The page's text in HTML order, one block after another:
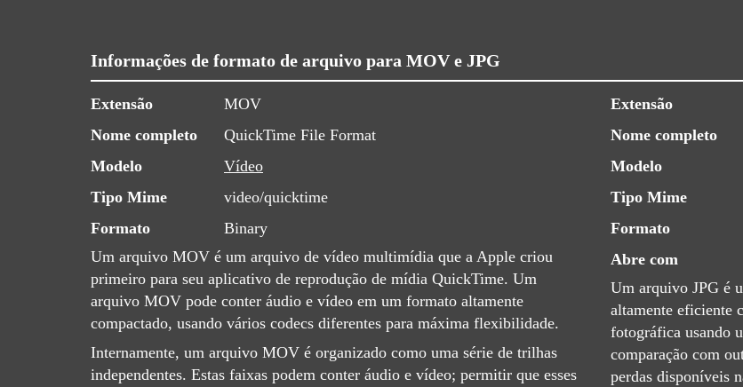
Informações de formato de arquivo para MOV e JPG
Extensão
MOV
Nome completo
QuickTime File Format
Modelo
Vídeo
Tipo Mime
video/quicktime
Formato
Binary
Um arquivo MOV é um arquivo de vídeo multimídia que a Apple criou
primeiro para seu aplicativo de reprodução de mídia QuickTime. Um
arquivo MOV pode conter áudio e vídeo em um formato altamente
compactado, usando vários codecs diferentes para máxima flexibilidade.
Internamente, um arquivo MOV é organizado como uma série de trilhas
independentes. Estas faixas podem conter áudio e vídeo; permitir que esses
Extensão
Nome completo
Modelo
Tipo Mime
Formato
Abre com
Um arquivo JPG é
altamente eficiente
fotográfica usando
comparação com
perdas disponíveis